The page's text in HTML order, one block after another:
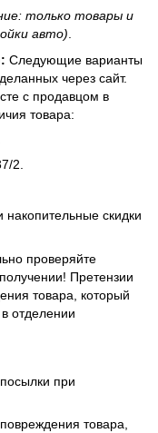
только товары и
авто).
Следующие варианты
через сайт.
с продавцом в
товара:
2.
скидки
проверяйте
Претензии
товара, который
отделении
при
товара,